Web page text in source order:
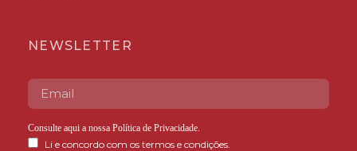
NEWSLETTER
Consulte aqui a nossa Política de Privacidade
Li e concordo com os termos e condições.